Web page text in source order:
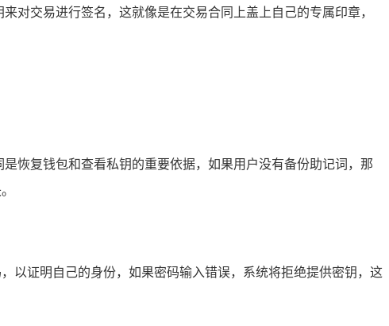
对交易进行签名，这就像是在交易合同上盖上自己的专属印章，
恢复钱包和查看私钥的重要依据，如果用户没有备份助记词，那
以证明自己的身份，如果密码输入错误，系统将拒绝提供密钥，这